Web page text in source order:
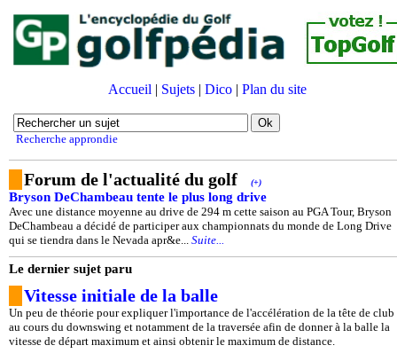
Accueil | Sujets | Dico | Plan du site
Recherche approndie
Forum de l'actualité du golf (+)
Bryson DeChambeau tente le plus long drive
Avec une distance moyenne au drive de 294 m cette saison au PGA Tour, Bryson
DeChambeau a décidé de participer aux championnats du monde de Long Drive
qui se tiendra dans le Nevada apr&e... Suite...
Le dernier sujet paru
Vitesse initiale de la balle
Un peu de théorie pour expliquer l'importance de l'accélération de la tête de club
au cours du downswing et notamment de la traversée afin de donner à la balle la
vitesse de départ maximum et ainsi obtenir le maximum de distance.